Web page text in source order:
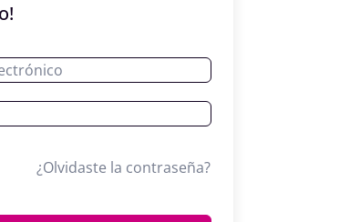
¿Olvidaste la contraseña?